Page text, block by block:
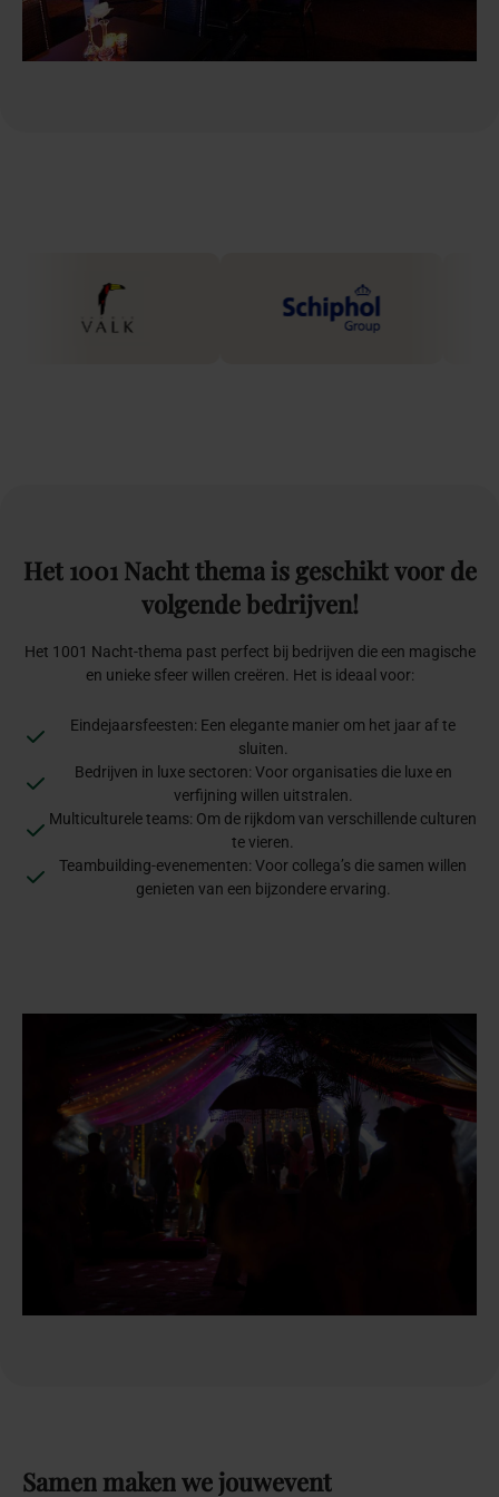
Het 1001 Nachtthema is geschiktvoor de
volgendebedrijven!
Het 1001 Nacht-thema past perfect bij bedrijven die een magische
en unieke sfeer willen creëren. Het is ideaal voor:
Eindejaarsfeesten: Een elegante manier om het jaar af te
sluiten.
Bedrijven in luxe sectoren: Voor organisaties die luxe en
verfijning willen uitstralen.
Multiculturele teams: Om de rijkdom van verschillende culturen
te vieren.
Teambuilding-evenementen: Voor collega’s die samen willen
genieten van een bijzondere ervaring.
Samen makenwejouwevent